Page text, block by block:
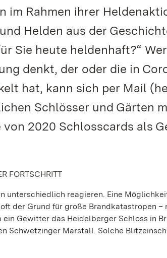
im Rahmen ihrer
Helden aus der
Sie heute heldenhaft?“
denkt, der oder die in
hat, kann sich per Mail
Schlösser und Gärten
2020 Schlosscards als
FORTSCHRITT
unterschiedlich reagieren. Eine
der Grund für große Brandkatastropen
Gewitter das Heidelberger Schloss in
Schwetzinger Marstall. Solche